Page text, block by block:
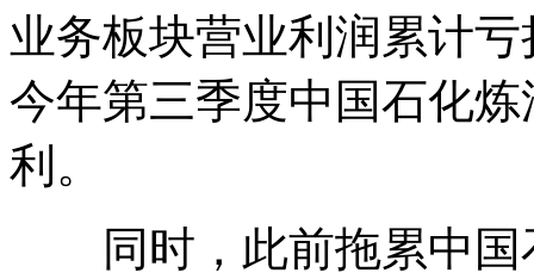
业务板块营业利润累计
今年第三季度中国石化
利。
同时，此前拖累中国